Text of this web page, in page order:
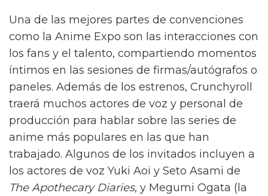
Una de las mejores partes de convenciones
como la Anime Expo son las interacciones con
los fans y el talento, compartiendo momentos
íntimos en las sesiones de firmas/autógrafos o
paneles. Además de los estrenos, Crunchyroll
traerá muchos actores de voz y personal de
producción para hablar sobre las series de
anime más populares en las que han
trabajado. Algunos de los invitados incluyen a
los actores de voz Yuki Aoi y Seto Asami de
The Apothecary Diaries, y Megumi Ogata (la